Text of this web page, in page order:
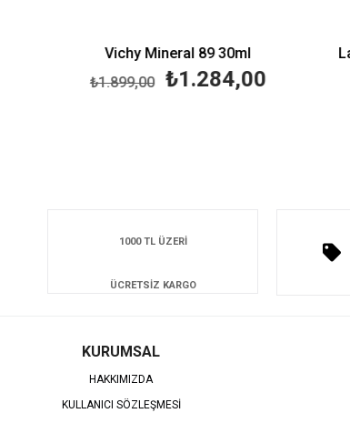
Vichy Mineral 89 30ml
₺1.284,00
₺1.899,00
1000 TL ÜZERİ
ÜCRETSİZ KARGO
KURUMSAL
HAKKIMIZDA
KULLANICI SÖZLEŞMESİ